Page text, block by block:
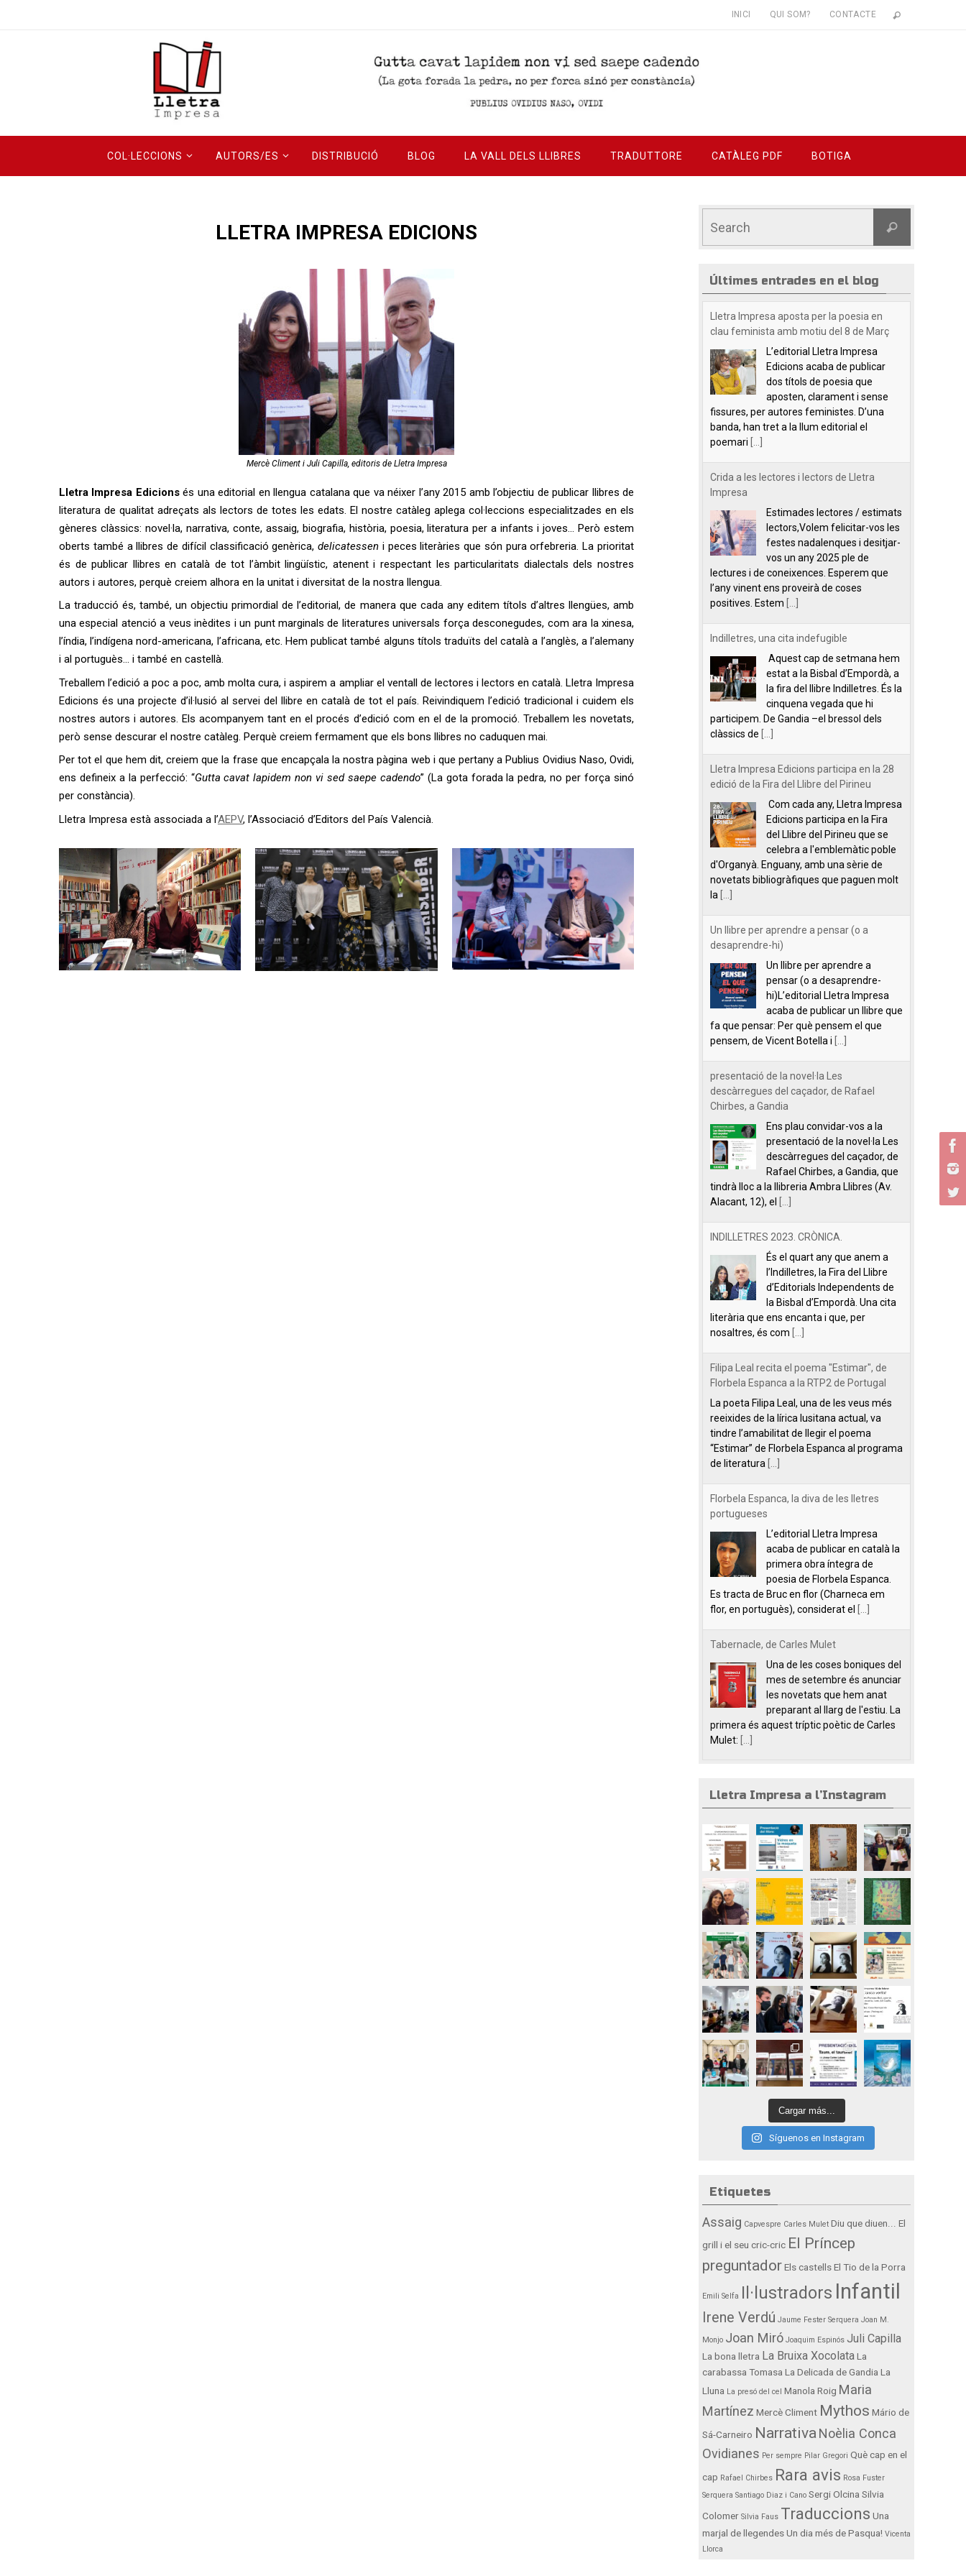
INICI QUI SOM? CONTACTE
COL·LECCIONS AUTORS/ES DISTRIBUCIÓ BLOG LA VALL DELS LLIBRES TRADUTTORE CATÀLEG PDF BOTIGA
LLETRA IMPRESA EDICIONS
Mercè Climent i Juli Capilla, editoris de Lletra Impresa
Lletra Impresa Edicionsés una editorial en llengua catalana que va néixer l’any 2015 amb l’objectiu de publicar llibres de
literatura de qualitat adreçats als lectors de totes les edats. El nostre catàleg aplega col·leccions especialitzades en els
gèneres clàssics: novel·la, narrativa, conte, assaig, biografia, història, poesia, literatura per a infants i joves… Però estem
oberts també a llibres de difícil classificació genèrica,delicatessen i peces literàries que són pura orfebreria. La prioritat
és de publicar llibres en català de tot l’àmbit lingüístic, atenent i respectant les particularitats dialectals dels nostres
autors i autores, perquè creiem alhora en la unitat i diversitat de la nostra llengua.
La traducció és, també, un objectiu primordial de l’editorial, de manera que cada any editem títols d’altres llengües, amb
una especial atenció a veus inèdites i un punt marginals de literatures universals força desconegudes, com ara la xinesa,
l’índia, l’indígena nord-americana, l’africana, etc. Hem publicat també alguns títols traduïts del català a l’anglès, a l’alemany
i al portuguès… i també en castellà.
Treballem l’edició a poc a poc, amb molta cura, i aspirem a ampliar el ventall de lectores i lectors en català. Lletra Impresa
Edicions és una projecte d’il·lusió al servei del llibre en català de tot el país. Reivindiquem l’edició tradicional i cuidem els
nostres autors i autores. Els acompanyem tant en el procés d’edició com en el de la promoció. Treballem les novetats,
però sense descurar el nostre catàleg. Perquè creiem fermament que els bons llibres no caduquen mai.
Per tot el que hem dit, creiem que la frase que encapçala la nostra pàgina web i que pertany a Publius Ovidius Naso, Ovidi,
ens defineix a la perfecció: “Gutta cavat lapidem non vi sed saepe cadendo” (La gota forada la pedra, no per força sinó
per constància).
Lletra Impresa està associada a l’AEPV, l’Associació d’Editors del País Valencià.
Últimes entrades en el blog
Lletra Impresa aposta per la poesia en
clau feminista amb motiu del 8 de Març
L’editorial Lletra Impresa
Edicions acaba de publicar
dos títols de poesia que
aposten, clarament i sense
fissures, per autores feministes. D’una
banda, han tret a la llum editorial el
poemari
Crida a les lectores i lectors de Lletra
Impresa
Estimades lectores / estimats
lectors,Volem felicitar-vos les
festes nadalenques i desitjar-
vos un any 2025 ple de
lectures i de coneixences. Esperem que
l’any vinent ens proveirà de coses
positives. Estem
Indilletres, una cita indefugible
Aquest cap de setmana hem
estat a la Bisbal d’Empordà, a
la fira del llibre Indilletres. És la
cinquena vegada que hi
participem. De Gandia –el bressol dels
clàssics de
Lletra Impresa Edicions participa en la 28
edició de la Fira del Llibre del Pirineu
Com cada any, Lletra Impresa
Edicions participa en la Fira
del Llibre del Pirineu que se
celebra a l'emblemàtic poble
d'Organyà. Enguany, amb una sèrie de
novetats bibliogràfiques que paguen molt
la
Un llibre per aprendre a pensar (o a
desaprendre-hi)
Un llibre per aprendre a
pensar (o a desaprendre-
hi)L’editorial Lletra Impresa
acaba de publicar un llibre que
fa que pensar: Per què pensem el que
pensem, de Vicent Botella i
presentació de la novel·la Les
descàrregues del caçador, de Rafael
Chirbes, a Gandia
Ens plau convidar-vos a la
presentació de la novel·la Les
descàrregues del caçador, de
Rafael Chirbes, a Gandia, que
tindrà lloc a la llibreria Ambra Llibres (Av.
Alacant, 12), el
INDILLETRES 2023. CRÒNICA.
És el quart any que anem a
l’Indilletres, la Fira del Llibre
d’Editorials Independents de
la Bisbal d’Empordà. Una cita
literària que ens encanta i que, per
nosaltres, és com
Filipa Leal recita el poema "Estimar", de
Florbela Espanca a la RTP2 de Portugal
La poeta Filipa Leal, una de les veus més
reeixides de la lírica lusitana actual, va
tindre l’amabilitat de llegir el poema
“Estimar” de Florbela Espanca al programa
de literatura
Florbela Espanca, la diva de les lletres
portugueses
L’editorial Lletra Impresa
acaba de publicar en català la
primera obra íntegra de
poesia de Florbela Espanca.
Es tracta de Bruc en flor (Charneca em
flor, en portuguès), considerat el
Tabernacle, de Carles Mulet
Una de les coses boniques del
mes de setembre és anunciar
les novetats que hem anat
preparant al llarg de l'estiu. La
primera és aquest tríptic poètic de Carles
Mulet:
Lletra Impresa a l’Instagram
Cargar más...
Síguenos en Instagram
Etiquetes
Assaig Capvespre Carles Mulet Diu que diuen...
El
grill i el seu cric-cric El Príncep
preguntadorEls castellsEl Tio de la Porra
Emili Selfa Il·lustradors Infantil
Irene Verdú Jaume Fester Serquera Joan M.
Monjo Joan Miró Joaquim Espinós Juli Capilla
La bona lletra La Bruixa XocolataLa
carabassa Tomasa La Delicada de Gandia La
Lluna La presó del cel Manola Roig Maria
Martínez Mercè Climent Mythos Mário de
Sá-Carneiro NarrativaNoèlia Conca
Ovidianes Per sempre Pilar Gregori Què cap en el
cap Rafael Chirbes Rara avis Rosa Fuster
Serquera Santiago Diaz i Cano Sergi Olcina Silvia
Colomer Silvia Faus Traduccions Una
marjal de llegendesUn dia més de Pasqua! Vicenta
Llorca